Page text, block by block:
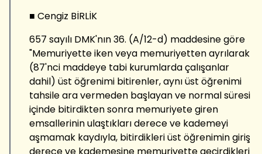
■ Cengiz BİRLİK
657 sayılı DMK'nın 36. (A/12-d) maddesine göre
"Memuriyette iken veya memuriyetten ayrılarak
(87'nci maddeye tabi kurumlarda çalışanlar
dahil) üst öğrenimi bitirenler, aynı üst öğrenimi
tahsile ara vermeden başlayan ve normal süresi
içinde bitirdikten sonra memuriyete giren
emsallerinin ulaştıkları derece ve kademeyi
aşmamak kaydıyla, bitirdikleri üst öğrenimin giriş
derece ve kademesine memuriyette geçirdikleri